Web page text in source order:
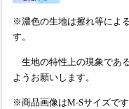
※濃色の生地は擦れ等によ
す。
生地の特性上の現象であ
ようお願いします。
※商品画像はM-Sサイズです